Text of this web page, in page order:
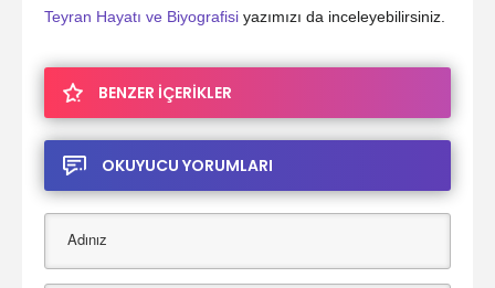
Teyran Hayatı ve Biyografisi yazımızı da inceleyebilirsiniz.
BENZER İÇERİKLER
OKUYUCU YORUMLARI